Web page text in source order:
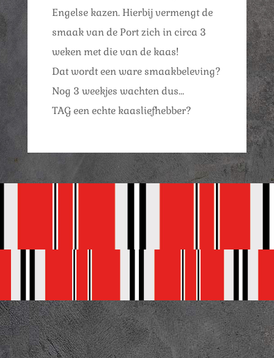
Engelse kazen. Hierbij vermengt de
smaak van de Port zich in circa 3
weken met die van de kaas!
Dat wordt een ware smaakbeleving?
Nog 3 weekjes wachten dus…
TAG een echte kaasliefhebber?